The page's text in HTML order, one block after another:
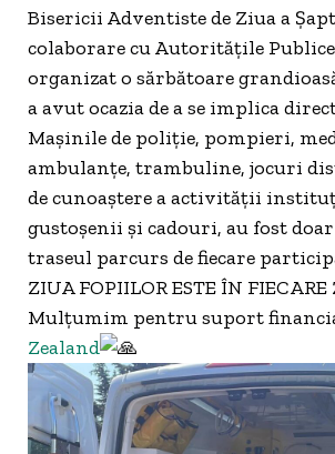
Bisericii Adventiste de Ziua a
colaborare cu Autoritățile Publice
organizat o sărbătoare
a avut ocazia de a se implica
Mașinile de poliție, pompieri,
ambulanțe, trambuline, jocuri
de cunoaștere a activității
gustoșenii și cadouri, au fost
traseul parcurs de fiecare
ZIUA FOPIILOR ESTE ÎN FIECARE
Mulțumim pentru suport
Zealand